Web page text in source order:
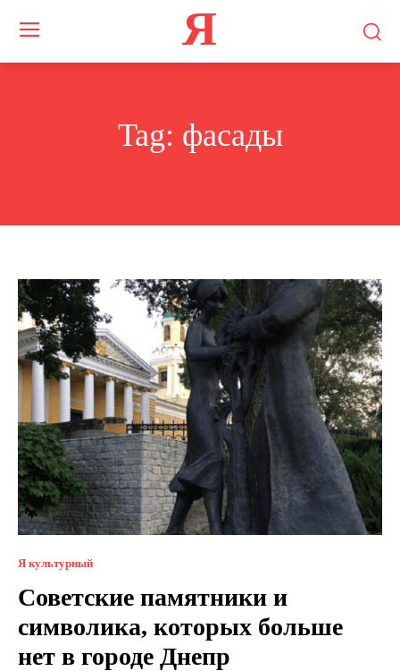
Я
Tag: фасады
Я культурный
Советские памятники и
символика, которых больше
нет в городе Днепр